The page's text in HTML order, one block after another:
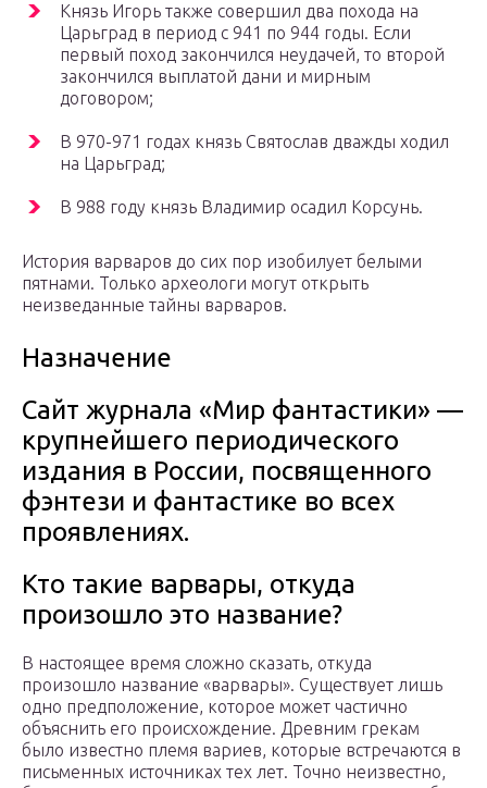
Князь Игорь также совершил два похода на
Царьград в период с 941 по 944 годы. Если
первый поход закончился неудачей, то второй
закончился выплатой дани и мирным
договором;
В 970-971 годах князь Святослав дважды ходил
на Царьград;
В 988 году князь Владимир осадил Корсунь.
История варваров до сих пор изобилует белыми
пятнами. Только археологи могут открыть
неизведанные тайны варваров.
Назначение
Сайт журнала «Мир фантастики» —
крупнейшего периодического
издания в России, посвященного
фэнтези и фантастике во всех
проявлениях.
Кто такие варвары, откуда
произошло это название?
В настоящее время сложно сказать, откуда
произошло название «варвары». Существует лишь
одно предположение, которое может частично
объяснить его происхождение. Древним грекам
было известно племя вариев, которые встречаются в
письменных источниках тех лет. Точно неизвестно,